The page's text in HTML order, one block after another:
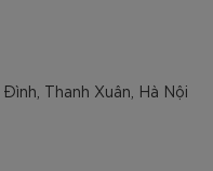
Thanh Xuân, Hà Nội